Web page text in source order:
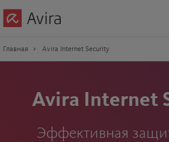
to
Content
Главная Avira Internet Security
Avira Internet
Эффективная